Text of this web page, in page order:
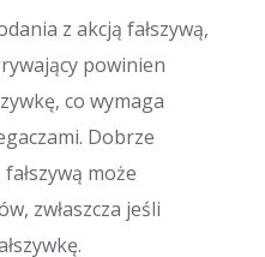
z akcją fałszywą,
powinien
co wymaga
Dobrze
może
zwłaszcza jeśli